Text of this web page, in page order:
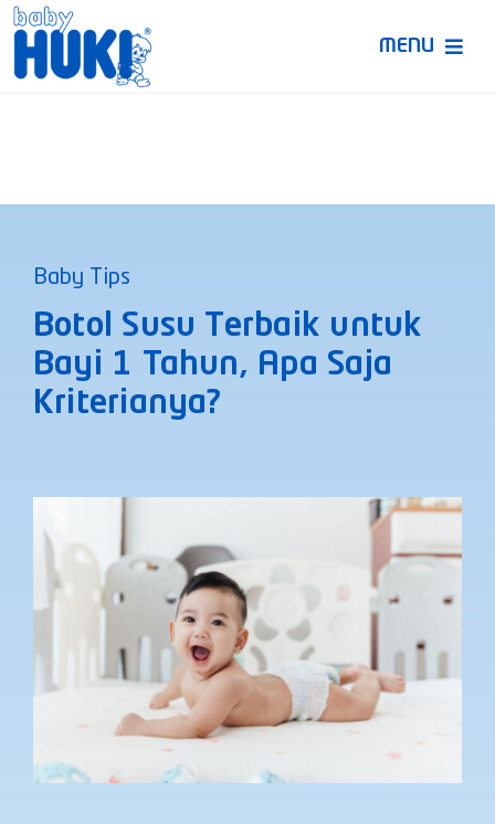
Skip
content
MENU
Baby Tips
Botol Susu Terbaik untuk
Bayi 1 Tahun, Apa Saja
Kriterianya?